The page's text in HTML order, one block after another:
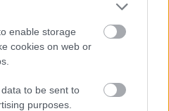
enable storage
cookies on web or
to be sent to
purposes.